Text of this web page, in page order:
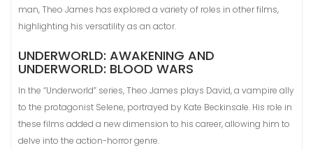
man, Theo James has explored a variety of roles in other films,
highlighting his versatility as an actor.
UNDERWORLD: AWAKENING AND
UNDERWORLD: BLOOD WARS
In the “Underworld” series, Theo James plays David, a vampire ally
to the protagonist Selene, portrayed by Kate Beckinsale. His role in
these films added a new dimension to his career, allowing him to
delve into the action-horror genre.